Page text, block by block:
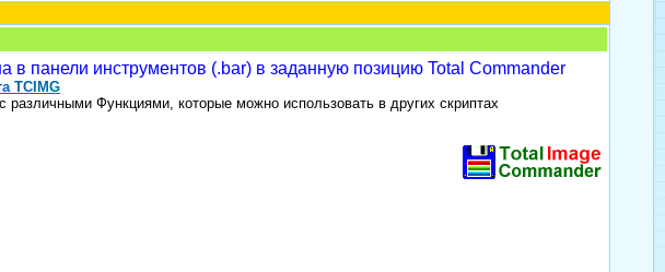
панели инструментов (.bar) в заданную позицию Total Commander
TCIMG
различными Функциями, которые можно использовать в других скриптах